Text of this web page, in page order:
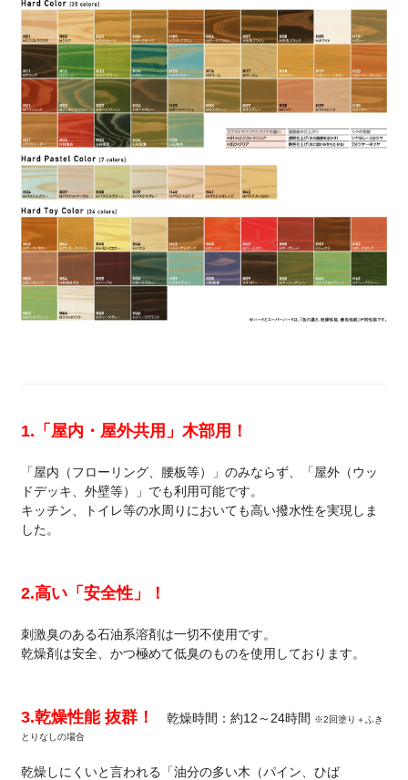
1.「屋内・屋外共用」木部用！
「屋内（フローリング、腰板等）」のみならず、「屋外（ウッ
ドデッキ、外壁等）」でも利用可能です。
キッチン、トイレ等の水周りにおいても高い撥水性を実現しま
した。
2.高い「安全性」！
刺激臭のある石油系溶剤は一切不使用です。
乾燥剤は安全、かつ極めて低臭のものを使用しております。
3.乾燥性能 抜群！ 乾燥時間：約12～24時間 ※2回塗り＋ふき
とりなしの場合
乾燥しにくいと言われる「油分の多い木（パイン、ひば